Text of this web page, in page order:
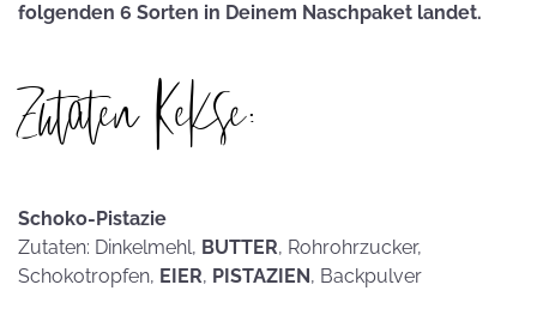
folgenden 6 Sorten in Deinem Naschpaket landet.
Zutaten Kekse:
Schoko-Pistazie
Zutaten: Dinkelmehl, BUTTER, Rohrohrzucker,
Schokotropfen, EIER, PISTAZIEN, Backpulver